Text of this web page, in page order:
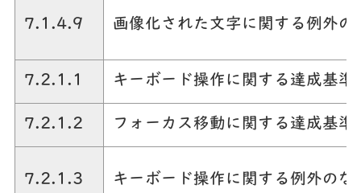
7.1.4.9 画像化された文字に関する例外の
7.2.1.1 キーボード操作に関する達成基準
7.2.1.2 フォーカス移動に関する達成基準
7.2.1.3 キーボード操作に関する例外のな